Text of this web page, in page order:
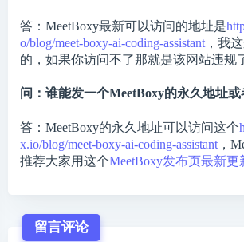
答：MeetBoxy最新可以访问的地址是
o/blog/meet-boxy-ai-coding-assistant ，我
的，如果你访问不了那就是该网站违规
问：谁能发一个MeetBoxy的永久地址或
答：MeetBoxy的永久地址可以访问这个
x.io/blog/meet-boxy-ai-coding-assistant ，
推荐大家用这个MeetBoxy发布页最新更
留言评论